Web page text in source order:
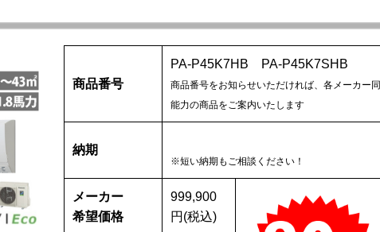
商品番号
PA-P45K7HB PA-P45K7SHB
商品番号をお知らせいただければ、各メーカー同
能力の商品をご案内いたします
納期
※短い納期もご相談ください！
メーカー
希望価格
999,900
円(税込)